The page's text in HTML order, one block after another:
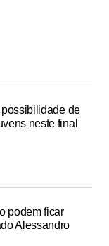
de
neste final
podem ficar
Alessandro